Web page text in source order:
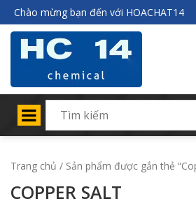
Chào mừng bạn đến với HOACHAT14
Trang chủ / Sản phẩm được gắn thẻ
COPPER SALT